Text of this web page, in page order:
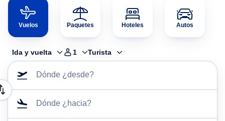
Vuelos Paquetes Hoteles Autos
Ida y vuelta 1 Turista
Dónde ¿desde?
Dónde ¿hacia?